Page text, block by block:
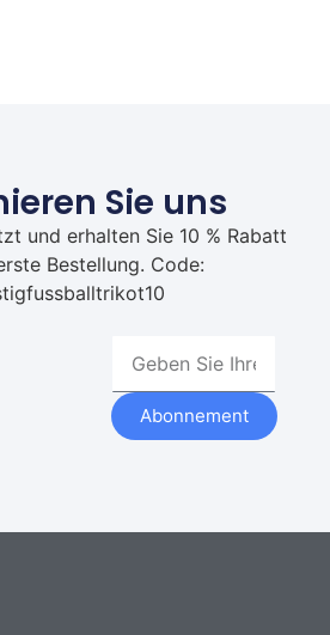
Sie uns
und erhalten Sie 10 % Rabatt
Bestellung. Code:
Abonnement